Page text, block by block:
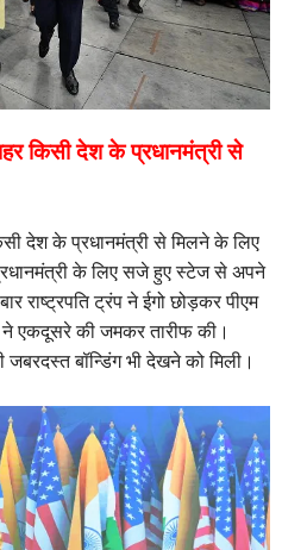
किसी देश के प्रधानमंत्री से
देश के प्रधानमंत्री से मिलने के लिए
के लिए सजे हुए स्टेज से अपने
राष्ट्रपति ट्रंप ने ईगो छोड़कर पीएम
ने एकदूसरे की जमकर तारीफ की।
जबरदस्त बॉन्डिंग भी देखने को मिली।